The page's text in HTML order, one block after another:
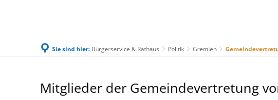
Familie & Leben Bürgerservice & Rathaus
Sie sind hier: Bürgerservice & Rathaus Politik Gremien
Gemeindevertretung
Mitglieder der Gemeindevertretung